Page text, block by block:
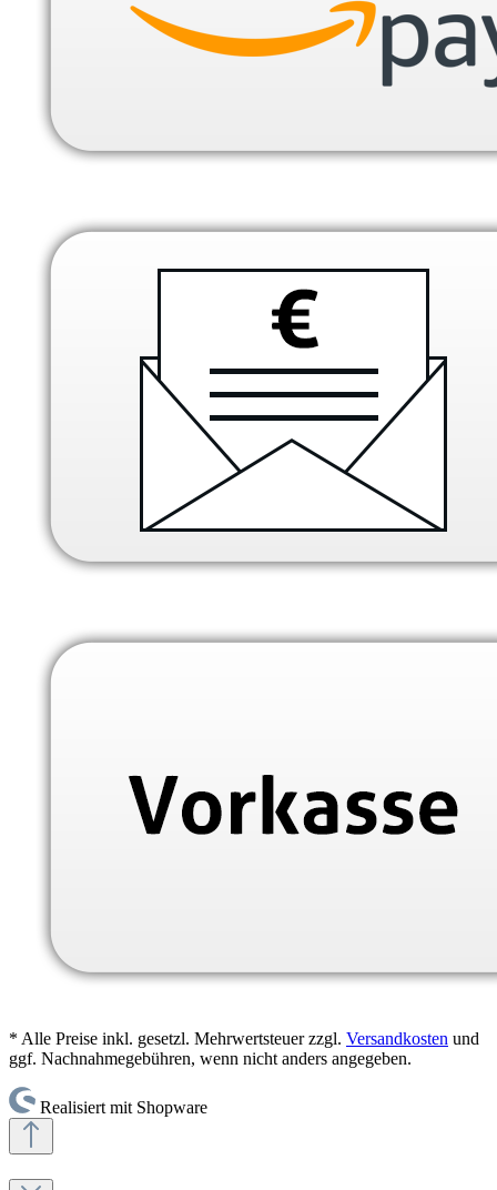
* Alle Preise inkl. gesetzl. Mehrwertsteuer zzgl. Versandkosten und
ggf. Nachnahmegebühren, wenn nicht anders angegeben.
Realisiert mit Shopware